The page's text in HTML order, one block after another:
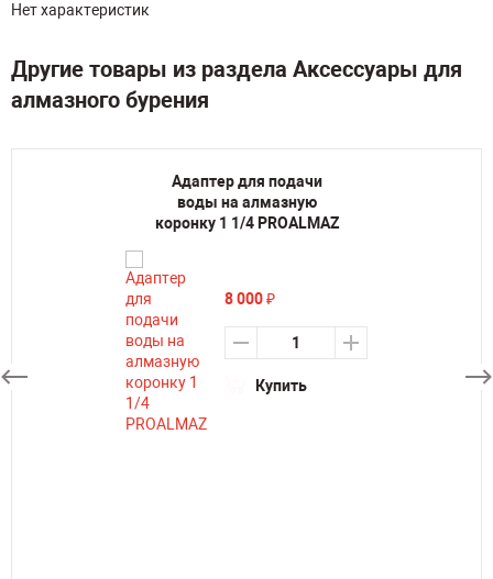
Нет характеристик
Другие товары из раздела Аксессуары для
алмазного бурения
Адаптер для подачи
воды на алмазную
коронку 1 1/4 PROALMAZ
8 000₽
Купить